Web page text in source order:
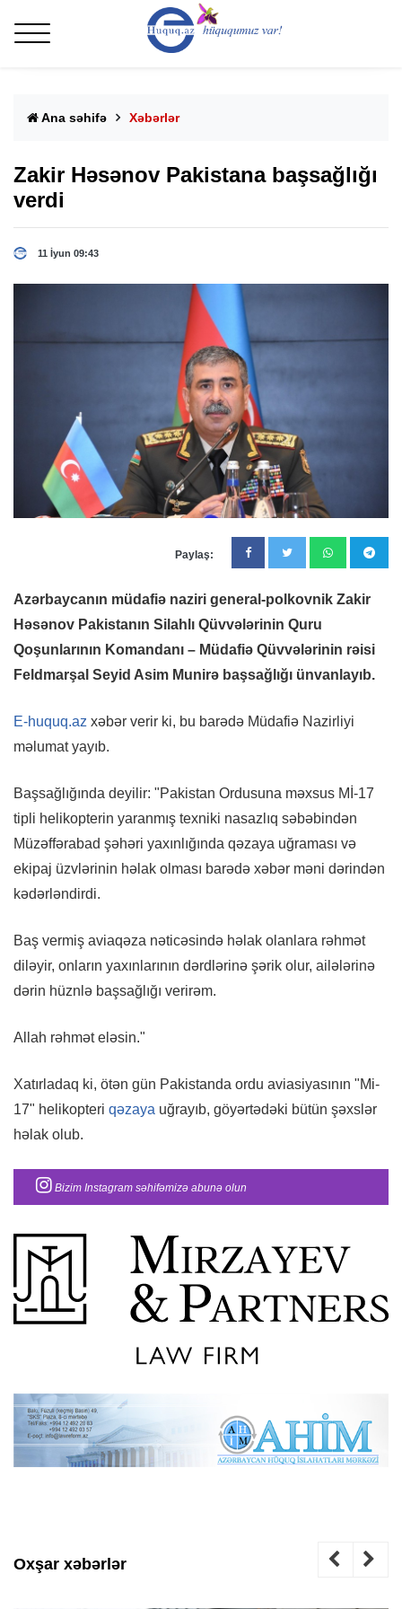
Ana səhifə Xəbərlər
Zakir Həsənov Pakistana başsağlığı
verdi
11 İyun 09:43
Paylaş:
Azərbaycanın müdafiə naziri general-polkovnik Zakir
Həsənov Pakistanın Silahlı Qüvvələrinin Quru
Qoşunlarının Komandanı – Müdafiə Qüvvələrinin rəisi
Feldmarşal Seyid Asim Munirə başsağlığı ünvanlayıb.
E-huquq.az xəbər verir ki, bu barədə Müdafiə Nazirliyi
məlumat yayıb.
Başsağlığında deyilir: "Pakistan Ordusuna məxsus Mİ-17
tipli helikopterin yaranmış texniki nasazlıq səbəbindən
Müzəffərabad şəhəri yaxınlığında qəzaya uğraması və
ekipaj üzvlərinin həlak olması barədə xəbər məni dərindən
kədərləndirdi.
Baş vermiş aviaqəza nəticəsində həlak olanlara rəhmət
diləyir, onların yaxınlarının dərdlərinə şərik olur, ailələrinə
dərin hüznlə başsağlığı verirəm.
Allah rəhmət eləsin."
Xatırladaq ki, ötən gün Pakistanda ordu aviasiyasının "Mi-
17" helikopteri qəzaya uğrayıb, göyərtədəki bütün şəxslər
həlak olub.
Bizim Instagram səhifəmizə abunə olun
Oxşar xəbərlər